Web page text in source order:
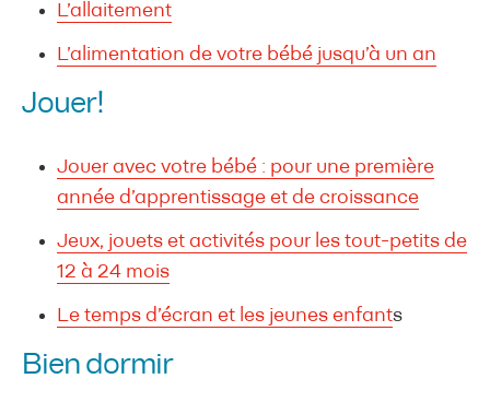
L’allaitement
L’alimentation de votre bébé jusqu’à un an
Jouer!
Jouer avec votre bébé : pour une première
année d’apprentissage et de croissance
Jeux, jouets et activités pour les tout-petits de
12 à 24 mois
Le temps d’écran et les jeunes enfants
Bien dormir